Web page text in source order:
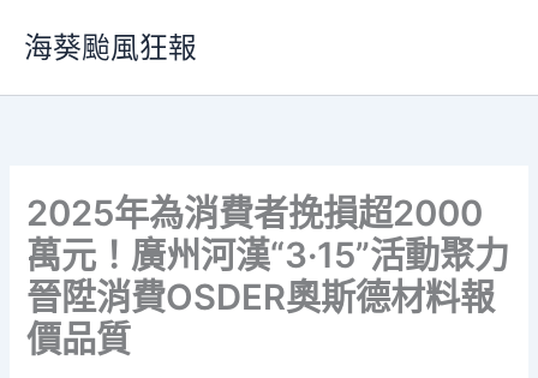
要
海葵颱風狂報
2025年為消費者挽損超2000
萬元！廣州河漢“3·15”活動聚力
晉陞消費OSDER奧斯德材料報
價品質